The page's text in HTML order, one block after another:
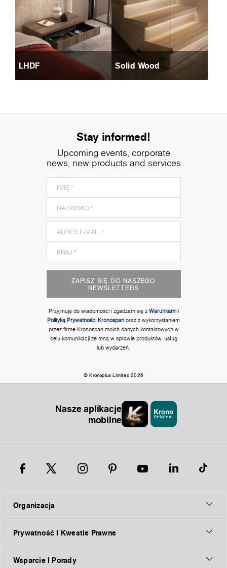
LHDF Solid Wood
Stay informed!
Upcoming events, corporate
news, new products and services
ZAPISZ SIĘ DO NASZEGO
NEWSLETTERS
Przyjmuję do wiadomości i zgadzam się z Warunkamii
Polityką Prywatności Kronospan oraz z wykorzystaniem
przez firmę Kronospan moich danych kontaktowych w
celu komunikacji ze mną w sprawie produktów, usług
lub wydarzeń.
© Kronoplus Limited 2026
Nasze aplikacje
mobilne
Organizacja
Prywatność I Kwestie Prawne
Wsparcie I Porady